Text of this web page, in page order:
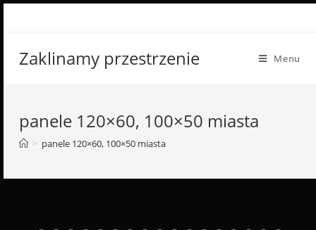
Zaklinamy przestrzenie Menu
panele 120×60, 100×50 miasta
> panele 120×60, 100×50 miasta